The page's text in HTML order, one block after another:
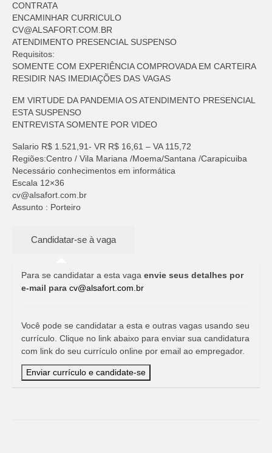
CONTRATA
ENCAMINHAR CURRICULO
CV@ALSAFORT.COM.BR
ATENDIMENTO PRESENCIAL SUSPENSO
Requisitos:
SOMENTE COM EXPERIÊNCIA COMPROVADA EM CARTEIRA
RESIDIR NAS IMEDIAÇÕES DAS VAGAS
EM VIRTUDE DA PANDEMIA OS ATENDIMENTO PRESENCIAL
ESTA SUSPENSO
ENTREVISTA SOMENTE POR VIDEO
Salario R$ 1.521,91- VR R$ 16,61 – VA 115,72
Regiões:Centro / Vila Mariana /Moema/Santana /Carapicuiba
Necessário conhecimentos em informática
Escala 12×36
cv@alsafort.com.br
Assunto : Porteiro
Para se candidatar a esta vaga envie seus detalhes por
e-mail para cv@alsafort.com.br
Você pode se candidatar a esta e outras vagas usando seu
currículo. Clique no link abaixo para enviar sua candidatura
com link do seu currículo online por email ao empregador.